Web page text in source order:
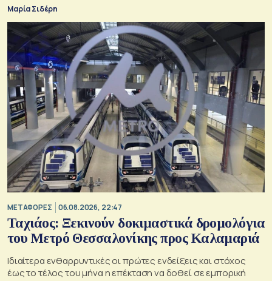
Μαρία Σιδέρη
ΜΕΤΑΦΟΡΕΣ 06.08.2026, 22:47
Ταχιάος: Ξεκινούν δοκιμαστικά δρομολόγια
του Μετρό Θεσσαλονίκης προς Καλαμαριά
Ιδιαίτερα ενθαρρυντικές οι πρώτες ενδείξεις και στόχος
έως το τέλος του μήνα η επέκταση να δοθεί σε εμπορική